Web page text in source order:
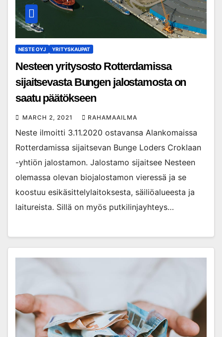
NESTE OYJ YRITYSKAUPAT
Nesteen yritysosto Rotterdamissa
sijaitsevasta Bungen jalostamosta on
saatu päätökseen
MARCH 2, 2021 RAHAMAAILMA
Neste ilmoitti 3.11.2020 ostavansa Alankomaissa
Rotterdamissa sijaitsevan Bunge Loders Croklaan
-yhtiön jalostamon. Jalostamo sijaitsee Nesteen
olemassa olevan biojalostamon vieressä ja se
koostuu esikäsittelylaitoksesta, säiliöalueesta ja
laitureista. Sillä on myös putkilinjayhteys…